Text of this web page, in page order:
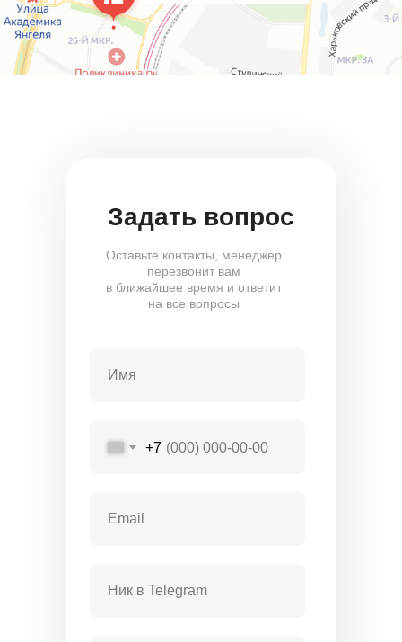
Задать вопрос
Оставьте контакты, менеджер
перезвонит вам
в ближайшее время и ответит
на все вопросы
+7
Получите профессию в сфере сельского хозяйства